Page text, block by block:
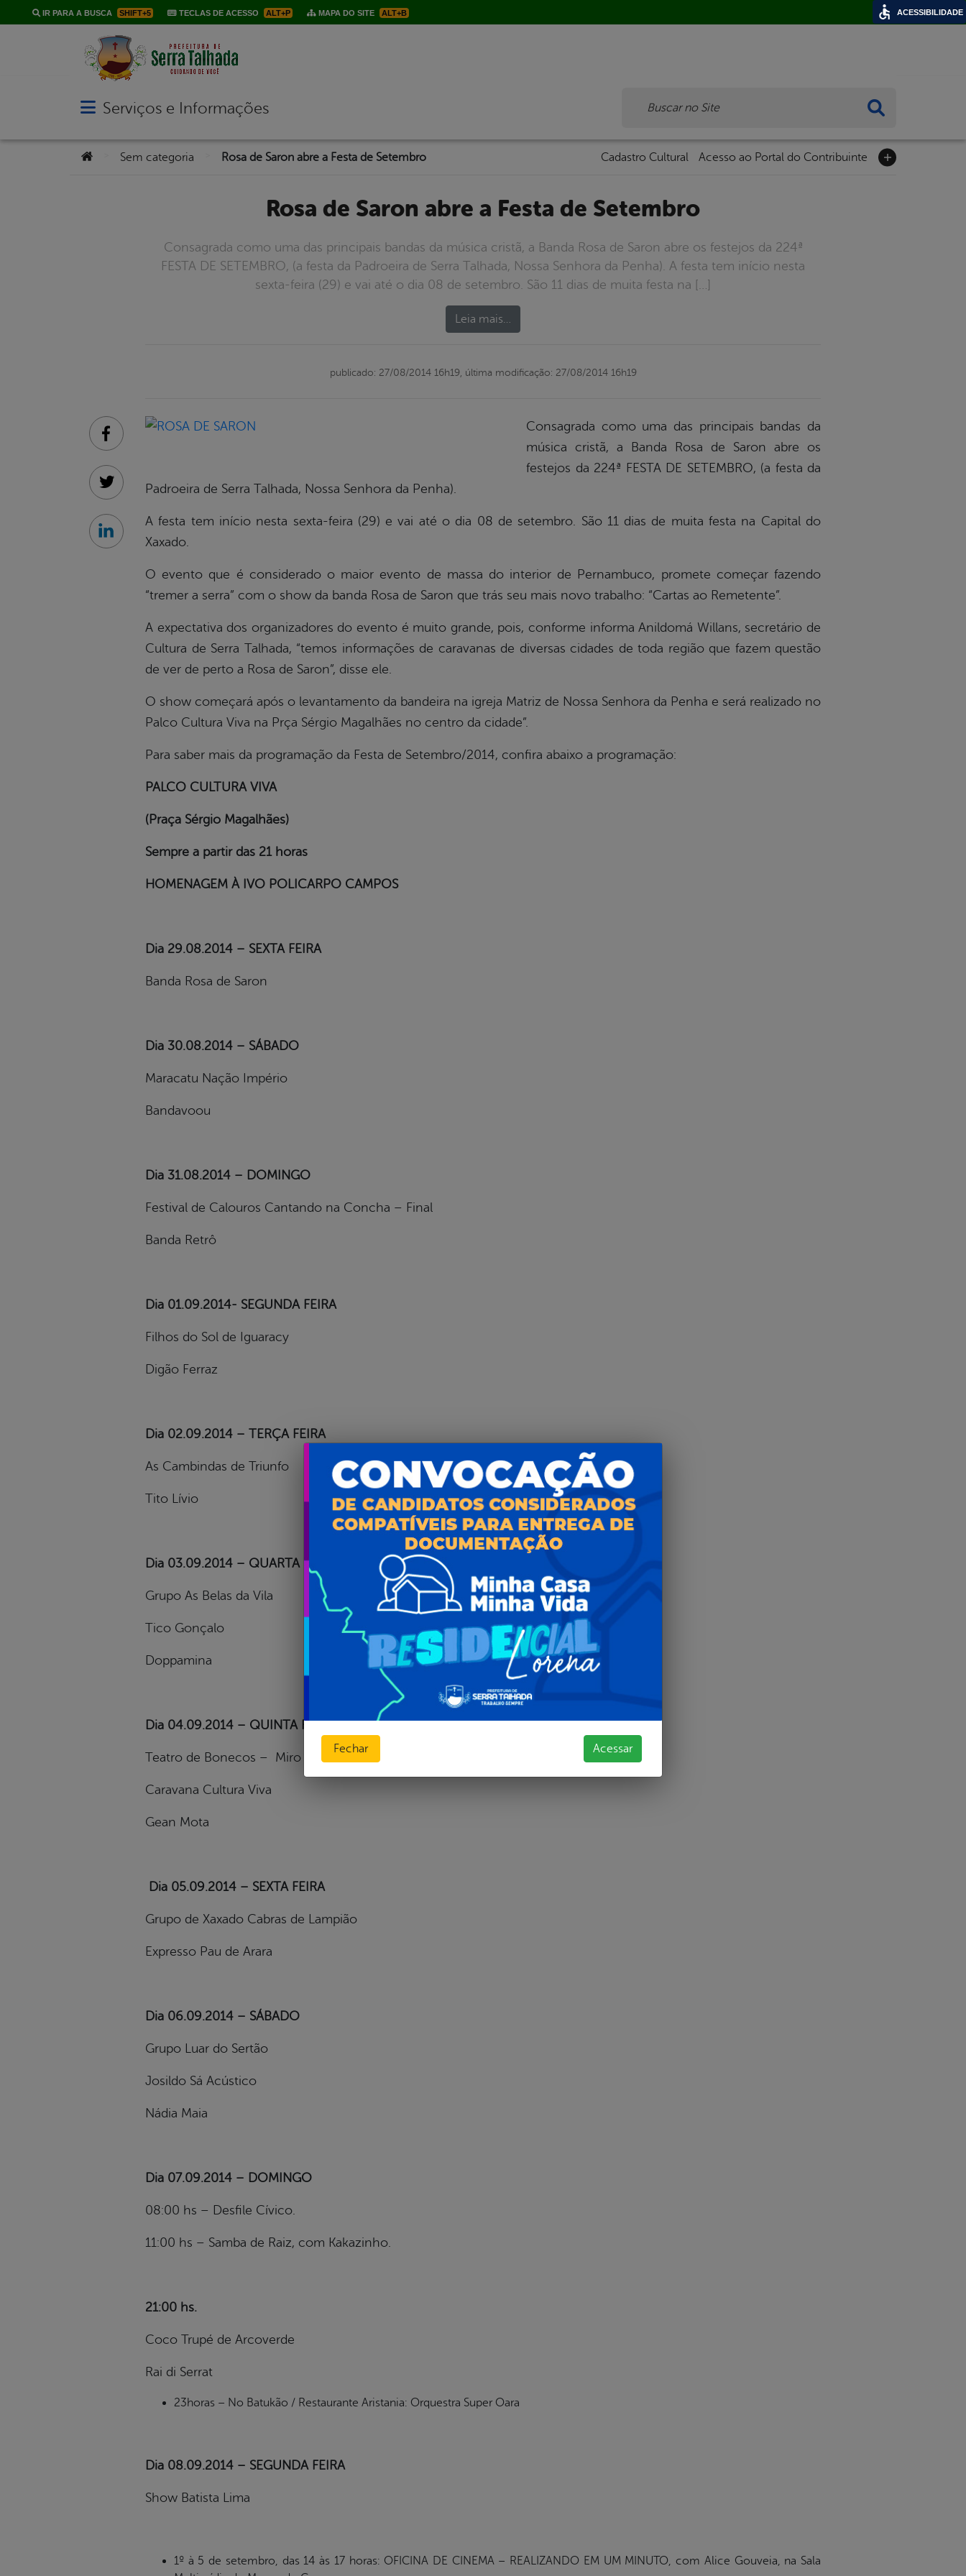
IR PARA A BUSCA SHIFT+5 TECLAS DE ACESSO ALT+P MAPA DO SITE ALT+B
Abrir menu principal de navegação
Serviços e Informações
Você está aqui:Sem categoria Rosa de Saron abre a Festa de Setembro Cadastro Cultural Acesso ao Portal do Contribuinte
Rosa de Saron abre a Festa de Setembro
Consagrada como uma das principais bandas da música cristã, a Banda Rosa de Saron abre os festejos da 224ª
FESTA DE SETEMBRO, (a festa da Padroeira de Serra Talhada, Nossa Senhora da Penha). A festa tem início nesta
sexta-feira (29) e vai até o dia 08 de setembro. São 11 dias de muita festa na […]
Leia mais…
publicado: 27/08/2014 16h19, última modificação: 27/08/2014 16h19
Consagrada como uma das principais bandas da
música cristã, a Banda Rosa de Saron abre os
festejos da 224ª FESTA DE SETEMBRO, (a festa da
Padroeira de Serra Talhada, Nossa Senhora da Penha).
A festa tem início nesta sexta-feira (29) e vai até o dia 08 de setembro. São 11 dias de muita festa na Capital do
Xaxado.
O evento que é considerado o maior evento de massa do interior de Pernambuco, promete começar fazendo
“tremer a serra” com o show da banda Rosa de Saron que trás seu mais novo trabalho: “Cartas ao Remetente”.
A expectativa dos organizadores do evento é muito grande, pois, conforme informa Anildomá Willans, secretário de
Cultura de Serra Talhada, “temos informações de caravanas de diversas cidades de toda região que fazem questão
de ver de perto a Rosa de Saron”, disse ele.
O show começará após o levantamento da bandeira na igreja Matriz de Nossa Senhora da Penha e será realizado no
Palco Cultura Viva na Prça Sérgio Magalhães no centro da cidade”.
Para saber mais da programação da Festa de Setembro/2014, confira abaixo a programação:
PALCO CULTURA VIVA
(Praça Sérgio Magalhães)
Sempre a partir das 21 horas
HOMENAGEM À IVO POLICARPO CAMPOS
Dia 29.08.2014 – SEXTA FEIRA
Banda Rosa de Saron
Dia 30.08.2014 – SÁBADO
Maracatu Nação Império
Bandavoou
Dia 31.08.2014 – DOMINGO
Festival de Calouros Cantando na Concha – Final
Banda Retrô
Dia 01.09.2014- SEGUNDA FEIRA
Filhos do Sol de Iguaracy
Digão Ferraz
Dia 02.09.2014 – TERÇA FEIRA
As Cambindas de Triunfo
Tito Lívio
Dia 03.09.2014 – QUARTA FEIRA
Grupo As Belas da Vila
Tico Gonçalo
Doppamina
Dia 04.09.2014 – QUINTA FEIRA
Teatro de Bonecos – Miro dos Bonecos, de Carpina
Caravana Cultura Viva
Gean Mota
Dia 05.09.2014 – SEXTA FEIRA
Grupo de Xaxado Cabras de Lampião
Expresso Pau de Arara
Dia 06.09.2014 – SÁBADO
Grupo Luar do Sertão
Josildo Sá Acústico
Nádia Maia
Dia 07.09.2014 – DOMINGO
08:00 hs – Desfile Cívico.
11:00 hs – Samba de Raiz, com Kakazinho.
21:00 hs.
Coco Trupé de Arcoverde
Rai di Serrat
23horas – No Batukão / Restaurante Aristania: Orquestra Super Oara
Dia 08.09.2014 – SEGUNDA FEIRA
Show Batista Lima
1º à 5 de setembro, das 14 às 17 horas: OFICINA DE CINEMA – REALIZANDO EM UM MINUTO, com Alice Gouveia, na Sala
Facebook
Twitter
Linkedin
Fechar Acessar
ACESSIBILIDADE